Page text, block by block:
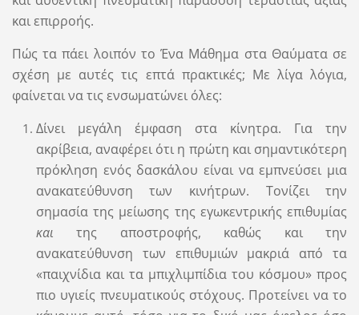
και επιρροής.
Πώς τα πάει λοιπόν το Ένα Μάθημα στα Θαύματα σε
σχέση με αυτές τις επτά πρακτικές; Με λίγα λόγια,
φαίνεται να τις ενσωματώνει όλες:
Δίνει μεγάλη έμφαση στα κίνητρα. Για την
ακρίβεια, αναφέρει ότι η πρώτη και σημαντικότερη
πρόκληση ενός δασκάλου είναι να εμπνεύσει μια
ανακατεύθυνση των κινήτρων. Τονίζει την
σημασία της μείωσης της εγωκεντρικής επιθυμίας
και της αποστροφής, καθώς και την
ανακατεύθυνση των επιθυμιών μακριά από τα
«παιχνίδια και τα μπιχλιμπίδια του κόσμου» προς
πιο υγιείς πνευματικούς στόχους. Προτείνει να το